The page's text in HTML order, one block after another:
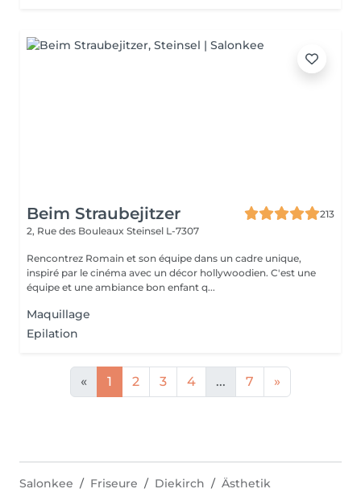
Beim Straubejitzer
213
2, Rue des Bouleaux Steinsel L-7307
Rencontrez Romain et son équipe dans un cadre unique,
inspiré par le cinéma avec un décor hollywoodien. C'est une
équipe et une ambiance bon enfant q...
Maquillage
Epilation
« 1 2 3 4 ... 7 »
Salonkee Friseure Diekirch Ästhetik